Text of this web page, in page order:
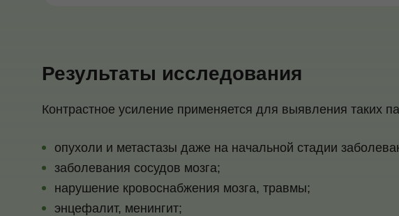
Результаты исследования
Контрастное усиление применяется для выявления таких
опухоли и метастазы даже на начальной стадии
заболевания сосудов мозга;
нарушение кровоснабжения мозга, травмы;
энцефалит, менингит;